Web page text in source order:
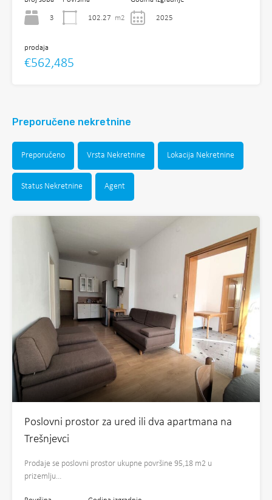
3 102.27 m2 2025
prodaja
€562,485
Preporučene nekretnine
Preporučeno Vrsta Nekretnine Lokacija Nekretnine
Status Nekretnine Agent
Poslovni prostor za ured ili dva apartmana na
Trešnjevci
Prodaje se poslovni prostor ukupne površine 95,18 m2 u
prizemlju…